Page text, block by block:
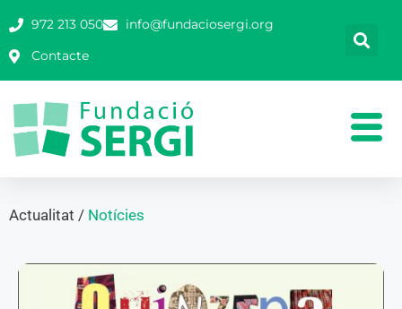
972 213 050
info@fundaciosergi.org
Contacte
Actualitat / Notícies